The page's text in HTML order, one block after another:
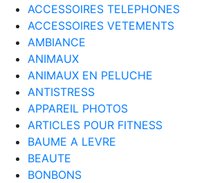
ACCESSOIRES TELEPHONES
ACCESSOIRES VETEMENTS
AMBIANCE
ANIMAUX
ANIMAUX EN PELUCHE
ANTISTRESS
APPAREIL PHOTOS
ARTICLES POUR FITNESS
BAUME A LEVRE
BEAUTE
BONBONS